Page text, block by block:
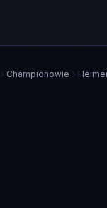
Championowie